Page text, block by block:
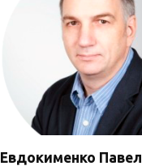
Евдокименко Павел